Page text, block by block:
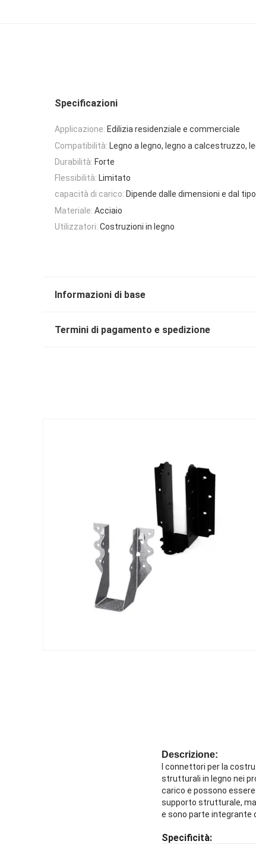
Specificazioni
Applicazione: Edilizia residenziale e commerciale
Compatibilità: Legno a legno, legno a calcestruzzo,
Durabilità: Forte
Flessibilità: Limitato
capacità di carico: Dipende dalle dimensioni e dal tipo
Materiale: Acciaio
Utilizzatori: Costruzioni in legno
Informazioni di base
Termini di pagamento e spedizione
Descrizione:
I connettori per la
strutturali in legno nei
carico e possono
supporto strutturale,
e sono parte integrante
Specificità: